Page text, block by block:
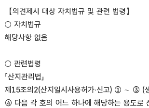
【의견제시 대상 자치법규 및 관련 법령】
○ 자치법규
해당사항 없음
○ 관련법령
「산지관리법」
제15조의2(산지일시사용허가·신고) ① ∼ ③ (
④ 다음 각 호의 어느 하나에 해당하는 용도로